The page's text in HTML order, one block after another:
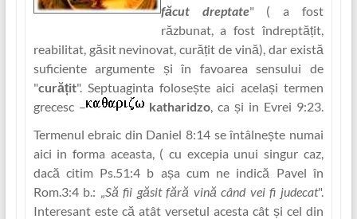
făcut dreptate" ( a fost
răzbunat, a fost îndreptă‏țit,
reabilitat, găsit nevinovat, curăț‏it de vină), dar există
suficiente argumente și în favoarea sensului de
"
curăț‏it". Septuaginta folosește aici același termen
grecesc –
katharidzo, ca și in Evrei 9:23.
Termenul ebraic din Daniel 8:14 se întâlnește numai
aici in forma aceasta, ( cu excep‏ia unui singur caz,
dacă citim Ps.51:4 b așa cum ne indică Pavel în
Rom.3:4 b.: „Să fii găsit fără vină când vei fi judecat".
Interesant este că atât versetul acesta cât și cel din